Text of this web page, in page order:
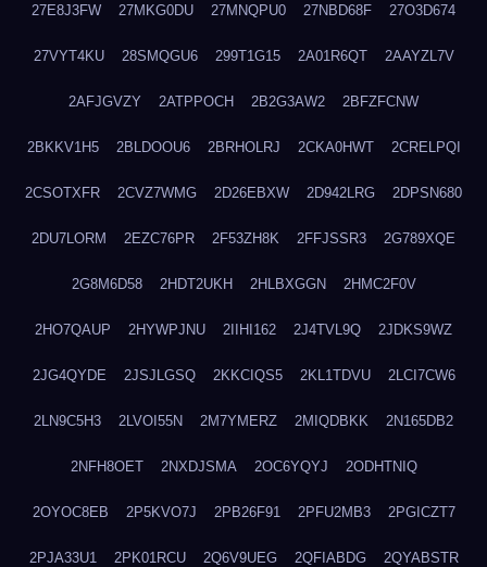
27E8J3FW 27MKG0DU 27MNQPU0 27NBD68F 27O3D674
27VYT4KU 28SMQGU6 299T1G15 2A01R6QT 2AAYZL7V
2AFJGVZY 2ATPPOCH 2B2G3AW2 2BFZFCNW
2BKKV1H5 2BLDOOU6 2BRHOLRJ 2CKA0HWT 2CRELPQI
2CSOTXFR 2CVZ7WMG 2D26EBXW 2D942LRG 2DPSN680
2DU7LORM 2EZC76PR 2F53ZH8K 2FFJSSR3 2G789XQE
2G8M6D58 2HDT2UKH 2HLBXGGN 2HMC2F0V
2HO7QAUP 2HYWPJNU 2IIHI162 2J4TVL9Q 2JDKS9WZ
2JG4QYDE 2JSJLGSQ 2KKCIQS5 2KL1TDVU 2LCI7CW6
2LN9C5H3 2LVOI55N 2M7YMERZ 2MIQDBKK 2N165DB2
2NFH8OET 2NXDJSMA 2OC6YQYJ 2ODHTNIQ
2OYOC8EB 2P5KVO7J 2PB26F91 2PFU2MB3 2PGICZT7
2PJA33U1 2PK01RCU 2Q6V9UEG 2QFIABDG 2QYABSTR